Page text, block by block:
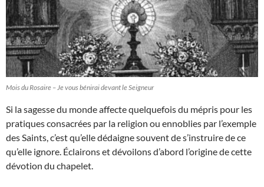
Mois du Rosaire – Je vous bénirai devant le Seigneur
Si la sagesse du monde affecte quelquefois du mépris pour les
pratiques consacrées par la religion ou ennoblies par l’exemple
des Saints, c’est qu’elle dédaigne souvent de s’instruire de ce
qu’elle ignore. Éclairons et dévoilons d’abord l’origine de cette
dévotion du chapelet.